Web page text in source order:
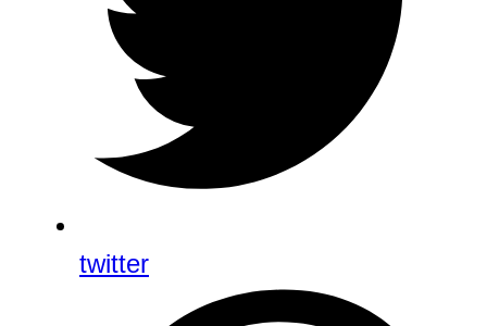
twitter